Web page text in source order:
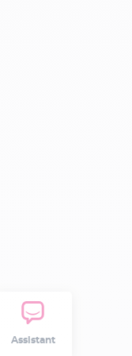
Assistant